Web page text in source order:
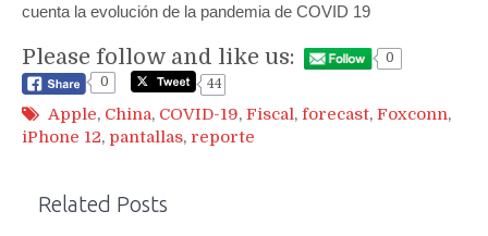
cuenta la evolución de la pandemia de COVID 19
Please follow and like us:
0
0
44
Apple, China, COVID-19, Fiscal, forecast, Foxconn,
iPhone 12, pantallas, reporte
Related Posts